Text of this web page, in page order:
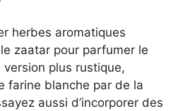
herbes aromatiques
zaatar pour parfumer le
version plus rustique,
farine blanche par de la
aussi d’incorporer des